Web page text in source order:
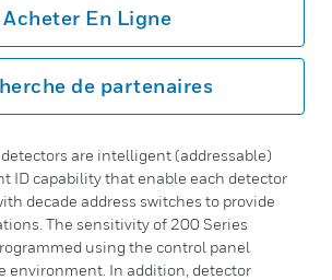
Acheter En Ligne
de partenaires
are intelligent (addressable)
ID capability that enable each detector
decade address switches to provide
The sensitivity of 200 Series
using the control panel
environment. In addition, detector